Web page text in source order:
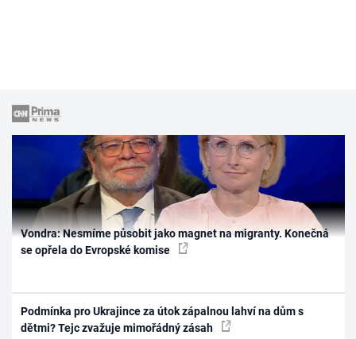
Vondra: Nesmíme působit jako magnet na migranty. Konečná
se opřela do Evropské komise
Podmínka pro Ukrajince za útok zápalnou lahví na dům s
dětmi? Tejc zvažuje mimořádný zásah